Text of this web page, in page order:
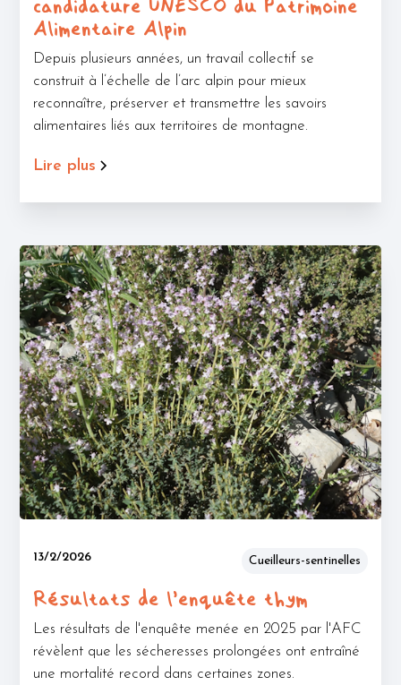
candidature UNESCO du Patrimoine
Alimentaire Alpin
Depuis plusieurs années, un travail collectif se
construit à l’échelle de l’arc alpin pour mieux
reconnaître, préserver et transmettre les savoirs
alimentaires liés aux territoires de montagne.
Lire plus
13/2/2026 Cueilleurs-sentinelles
Résultats de l’enquête thym
Les résultats de l'enquête menée en 2025 par l'AFC
révèlent que les sécheresses prolongées ont entraîné
une mortalité record dans certaines zones.